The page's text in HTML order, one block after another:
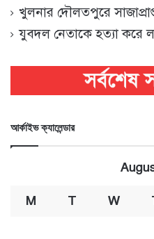
খুলনার দৌলতপুরে
যুবদল নেতাকে হত্যা করে
আর্কাইভ ক্যালেন্ডার
M T W